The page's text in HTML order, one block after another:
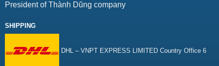
President of Thành Dũng company
SHIPPING
DHL – VNPT EXPRESS LIMITED Country Office 6